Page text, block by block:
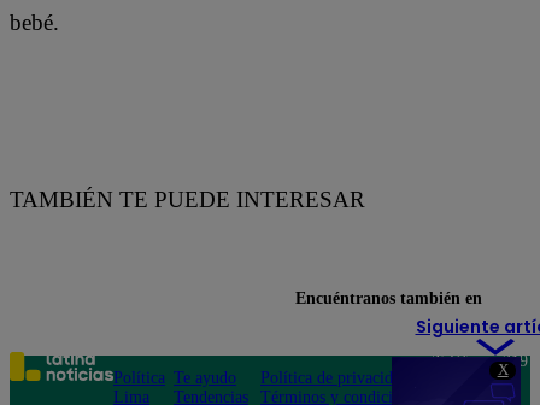
X
bebé.
TAMBIÉN TE PUEDE INTERESAR
Siguiente
Encuéntranos también en
Política
Lima
Te ayudo
Tendencias
Política de privacidad
Términos y condiciones
Teléfono: 219
Av. San